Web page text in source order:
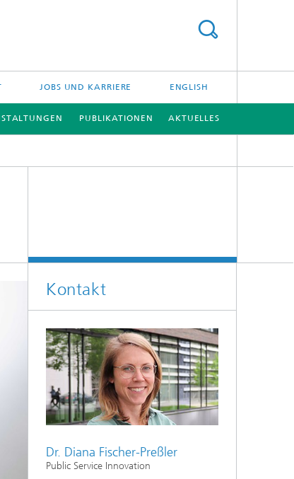
JOBS UND KARRIERE ENGLISH
PUBLIKATIONEN AKTUELLES
Kontakt
Dr. Diana Fischer-Preßler
Public Service Innovation